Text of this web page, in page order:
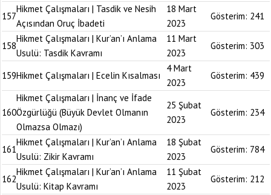
157
Hikmet Çalışmaları | Tasdik ve Nesih
Açısından Oruç İbadeti
18 Mart
2023
Gösterim: 241
158
Hikmet Çalışmaları | Kur’an’ı Anlama
Usulü: Tasdik Kavramı
11 Mart
2023
Gösterim: 303
159Hikmet Çalışmaları | Ecelin Kısalması
4 Mart
2023
Gösterim: 439
160
Hikmet Çalışmaları | İnanç ve İfade
Özgürlüğü (Büyük Devlet Olmanın
Olmazsa Olmazı)
25 Şubat
2023
Gösterim: 234
161
Hikmet Çalışmaları | Kur’an’ı Anlama
Usulü: Zikir Kavramı
18 Şubat
2023
Gösterim: 784
162
Hikmet Çalışmaları | Kur’an’ı Anlama
Usulü: Kitap Kavramı
11 Şubat
2023
Gösterim: 212